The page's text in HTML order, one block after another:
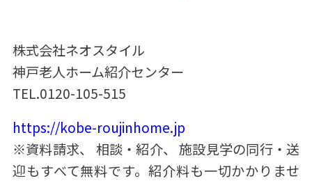
株式会社ネオスタイル
神戸老人ホーム紹介センター
TEL.0120-105-515
https://kobe-roujinhome.jp
※資料請求、 相談・紹介、 施設見学の同行・送
迎もすべて無料です。紹介料も一切かかりませ